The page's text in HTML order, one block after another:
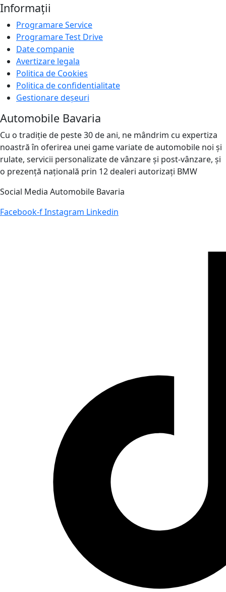
Informații
Programare Service
Programare Test Drive
Date companie
Avertizare legala
Politica de Cookies
Politica de confidentialitate
Gestionare deșeuri
Automobile Bavaria
Cu o tradiție de peste 30 de ani, ne mândrim cu expertiza
noastră în oferirea unei game variate de automobile noi și
rulate, servicii personalizate de vânzare și post-vânzare, și
o prezență națională prin 12 dealeri autorizați BMW
Social Media Automobile Bavaria
Facebook-fInstagram Linkedin